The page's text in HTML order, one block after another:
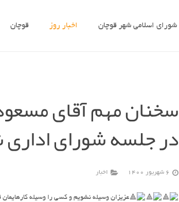
شورای اسلامی شهر قوچان اخبار روز قوچان
سخنان مهم آقای
در جلسه شورای
6 شهریور 1400 اخبار
عزیزان وسیله نشویم و کسی را وسیله کارهایمان